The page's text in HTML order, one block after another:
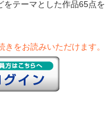
をテーマとした作品65点を
きをお読みいただけます。